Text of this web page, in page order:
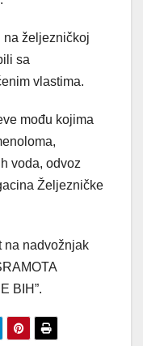
na željezničkoj
sa
vlastima.
mođu kojima
voda, odvoz
Željezničke
na nadvožnjak
BIH”.